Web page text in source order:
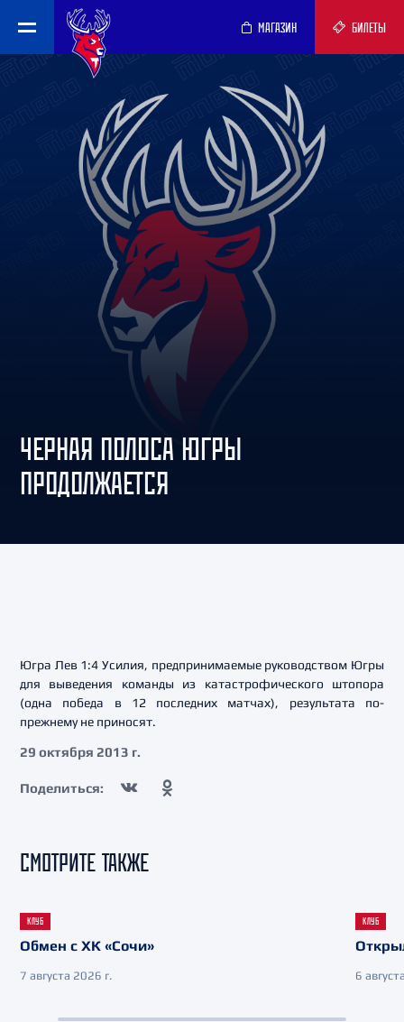
МАГАЗИН БИЛЕТЫ
ЧЕРНАЯ ПОЛОСА ЮГРЫ
ПРОДОЛЖАЕТСЯ
Югра Лев 1:4 Усилия, предпринимаемые руководством Югры
для выведения команды из катастрофического штопора
(одна победа в 12 последних матчах), результата по-
прежнему не приносят.
29 октября 2013 г.
Поделиться:
СМОТРИТЕ ТАКЖЕ
КЛУБ
Обмен с ХК «Сочи»
7 августа 2026 г.
КЛУБ
6